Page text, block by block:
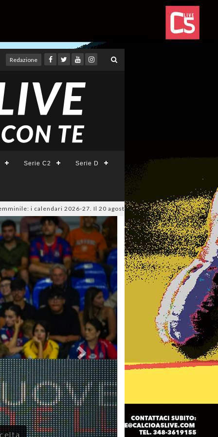
Redazione
Serie C2 Serie D
2026-27. Il 20 agosto la presentazione della Serie A KINTO su